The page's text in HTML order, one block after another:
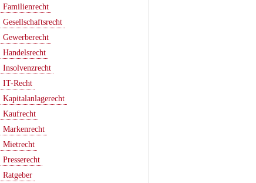
Familienrecht
Gesellschaftsrecht
Gewerberecht
Handelsrecht
Insolvenzrecht
IT-Recht
Kapitalanlagerecht
Kaufrecht
Markenrecht
Mietrecht
Presserecht
Ratgeber